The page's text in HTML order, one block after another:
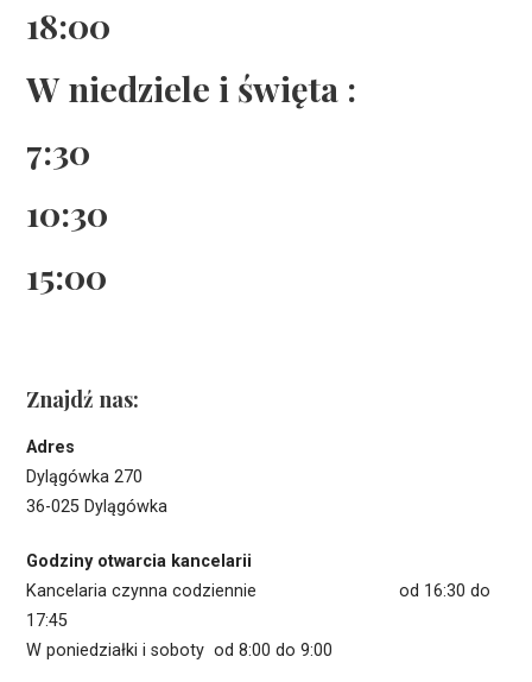
18:00
W niedziele i święta :
7:30
10:30
15:00
Znajdź nas:
Adres
Dylągówka 270
36-025 Dylągówka
Godziny otwarcia kancelarii
Kancelaria czynna codziennie od 16:30 do
17:45
W poniedziałki i soboty od 8:00 do 9:00